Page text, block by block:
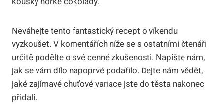
Neváhejte tento fantastický recept o víkendu
vyzkoušet. V komentářích níže se s ostatními čtenáři
určitě podělte o své cenné zkušenosti. Napište nám,
jak se vám dílo napoprvé podařilo. Dejte nám vědět,
jaké zajímavé chuťové variace jste do těsta nakonec
přidali.